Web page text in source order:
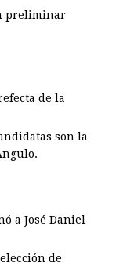
preliminar
de la
son la
a José Daniel
de